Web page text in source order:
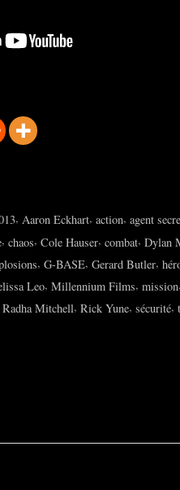
, Aaron Eckhart, action, agent
, chaos, Cole Hauser, combat, Dylan
, G-BASE, Gerard Butler,
Leo, Millennium Films, mission,
Radha Mitchell, Rick Yune, sécurité,